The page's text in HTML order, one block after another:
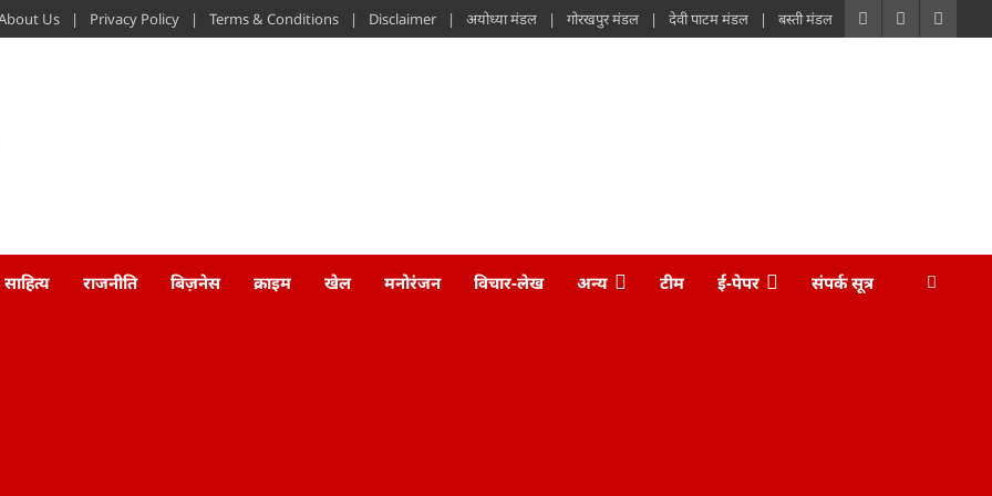
Us Privacy Policy Terms & Conditions Disclaimer अयोध्या मंडल गोरखपुर मंडल देवी पाटम मंडल बस्ती मंडल
साहित्य राजनीति बिज़नेस क्राइम खेल मनोरंजन विचार-लेख अन्य टीम ई-पेपर संपर्क सूत्र